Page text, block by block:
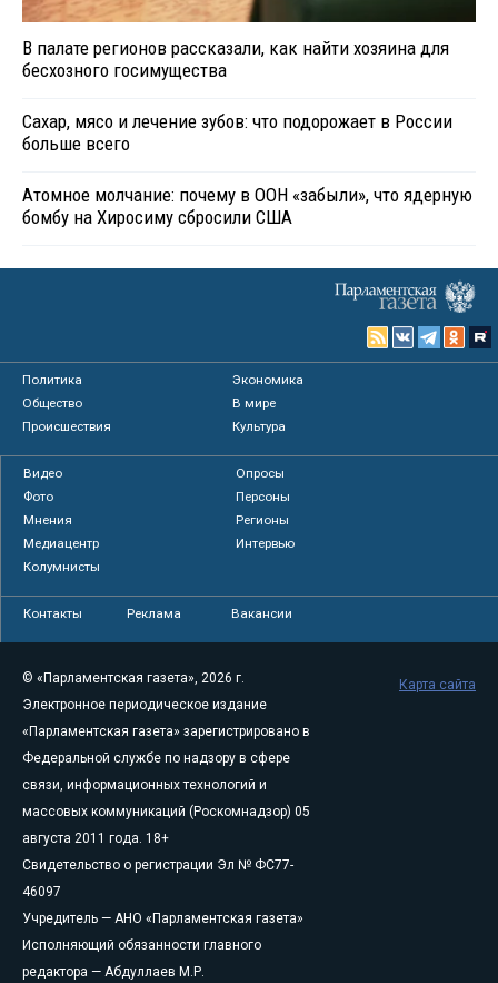
В палате регионов рассказали, как найти хозяина для
бесхозного госимущества
Сахар, мясо и лечение зубов: что подорожает в России
больше всего
Атомное молчание: почему в ООН «забыли», что ядерную
бомбу на Хиросиму сбросили США
Политика
Экономика
Общество
В мире
Происшествия
Культура
Видео
Опросы
Фото
Персоны
Мнения
Регионы
Медиацентр
Интервью
Колумнисты
Контакты Реклама Вакансии
© «Парламентская газета», 2026 г.
Электронное периодическое издание
«Парламентская газета» зарегистрировано в
Федеральной службе по надзору в сфере
связи, информационных технологий и
массовых коммуникаций (Роскомнадзор) 05
августа 2011 года. 18+
Свидетельство о регистрации Эл № ФС77-
46097
Учредитель — АНО «Парламентская газета»
Исполняющий обязанности главного
редактора — Абдуллаев М.Р.
Карта сайта